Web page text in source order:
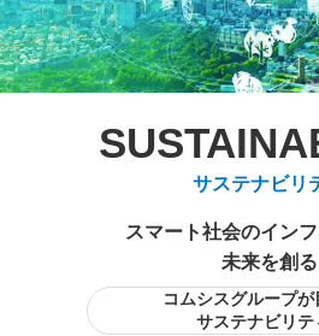
サステナビリ
スマート社会のインフ
未来を創る
コムシスグループが
サステナビリテ